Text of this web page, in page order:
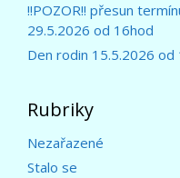
!!POZOR!! přesun
29.5.2026 od 16hod
Den rodin 15.5.2026 od
Rubriky
Nezařazené
Stalo se